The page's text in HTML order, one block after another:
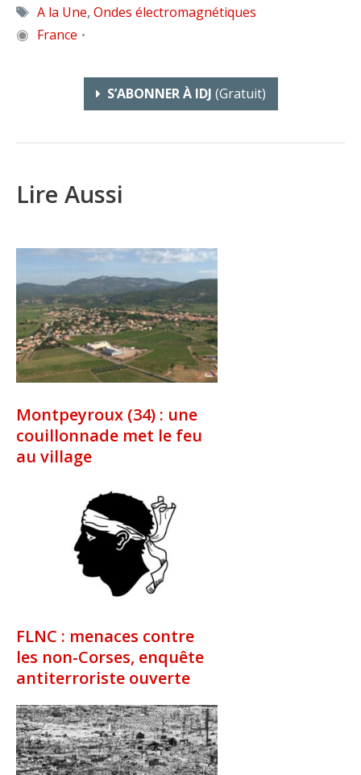
Étiquettes
A la Une, Ondes électromagnétiques
◉ France •
S’ABONNER À IDJ (gratuit)
Lire Aussi
Montpeyroux (34) : une
couillonnade met le feu
au village
FLNC : menaces contre
les non-Corses, enquête
antiterroriste ouverte